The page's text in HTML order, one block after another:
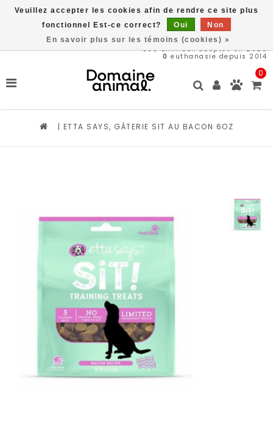
566animaux adoptés en 2026
0 euthanasie depuis 2014
0
| ETTA SAYS, GÂTERIE SIT AU BACON 6OZ
Veuillez accepter les cookies afin de rendre ce site plus
fonctionnel Est-ce correct?
Oui
Non
En savoir plus sur les témoins (cookies) »
Livraison gratuite à partir de 89$*